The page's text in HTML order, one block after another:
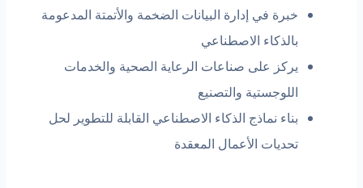
خبرة في إدارة البيانات الضخمة والأتمتة المدعومة
بالذكاء الاصطناعي
يركز على صناعات الرعاية الصحية والخدمات
اللوجستية والتصنيع
بناء نماذج الذكاء الاصطناعي القابلة للتطوير لحل
تحديات الأعمال المعقدة